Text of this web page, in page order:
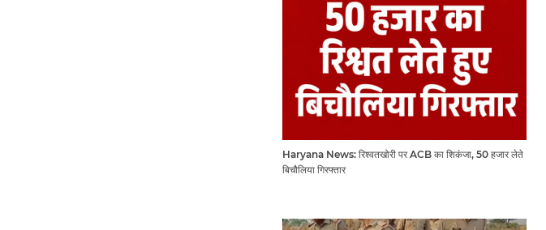
Haryana News: रिश्वतखोरी पर ACB का शिकंजा, 50 हजार लेते
बिचौलिया गिरफ्तार